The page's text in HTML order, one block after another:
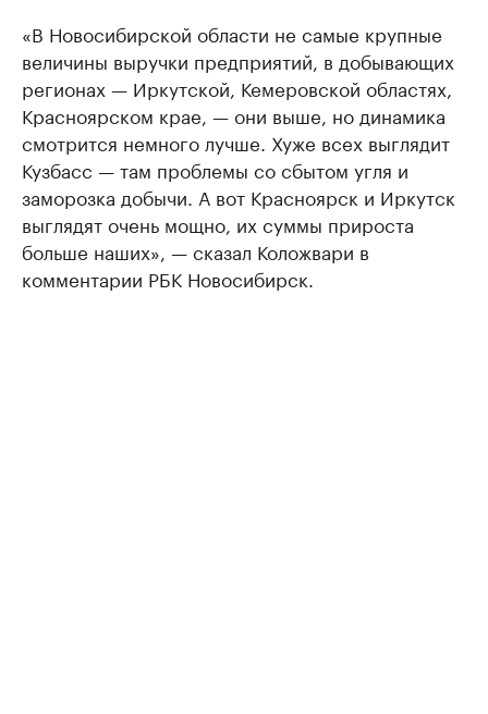
«В Новосибирской области не самые крупные
величины выручки предприятий, в добывающих
регионах — Иркутской, Кемеровской областях,
Красноярском крае, — они выше, но динамика
смотрится немного лучше. Хуже всех выглядит
Кузбасс — там проблемы со сбытом угля и
заморозка добычи. А вот Красноярск и Иркутск
выглядят очень мощно, их суммы прироста
больше наших», — сказал Коложвари в
комментарии РБК Новосибирск.